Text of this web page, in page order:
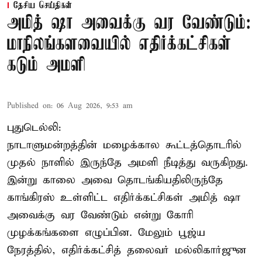
தேசிய செய்திகள்
அமித் ஷா அவைக்கு வர வேண்டும்:
மாநிலங்களவையில் எதிர்க்கட்சிகள்
கடும் அமளி
Published on: 06 Aug 2026, 9:53 am
புதுடெல்லி:
நாடாளுமன்றத்தின் மழைக்கால கூட்டத்தொடரில்
முதல் நாளில் இருந்தே அமளி நீடித்து வருகிறது.
இன்று காலை அவை தொடங்கியதிலிருந்தே
காங்கிரஸ் உள்ளிட்ட எதிர்க்கட்சிகள் அமித் ஷா
அவைக்கு வர வேண்டும் என்று கோரி
முழக்கங்களை எழுப்பின. மேலும் பூஜ்ய
நேரத்தில், எதிர்க்கட்சித் தலைவர் மல்லிகார்ஜுன